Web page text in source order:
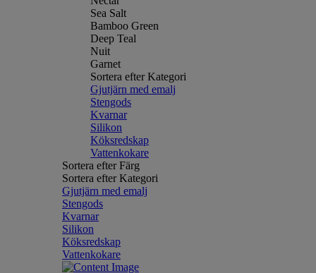
Sea Salt
Bamboo Green
Deep Teal
Nuit
Garnet
Sortera efter Kategori
Gjutjärn med emalj
Stengods
Kvarnar
Silikon
Köksredskap
Vattenkokare
Sortera efter Färg
Sortera efter Kategori
Gjutjärn med emalj
Stengods
Kvarnar
Silikon
Köksredskap
Vattenkokare